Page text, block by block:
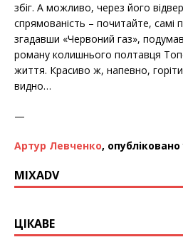
збіг. А можливо, через його
спрямованість – почитайте, самі
згадавши «Червоний газ»,
роману колишнього полтавця
життя. Красиво ж, напевно,
видно…
—
Артур Левченко,
MIXADV
ЦІКАВЕ